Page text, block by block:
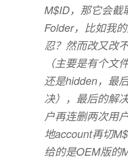
M$ID，那它会截
Folder，比如我
忍？然而改又改
（主要是有个文
还是hidden，最
决），最后的解
户再连删两次用
地account再切
给的是OEM版的